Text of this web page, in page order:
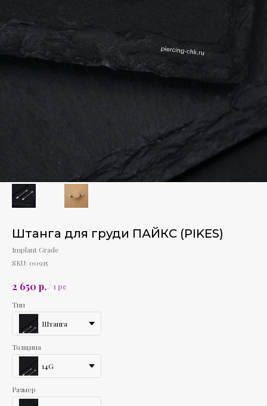
Штанга для груди ПАЙКС (PIKES)
Implant Grade
SKU: 00915
2 650 р. / 1 pc
Тип
Штанга
Толщина
14G
Размер